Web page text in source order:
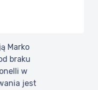
Marko
braku
w
jest